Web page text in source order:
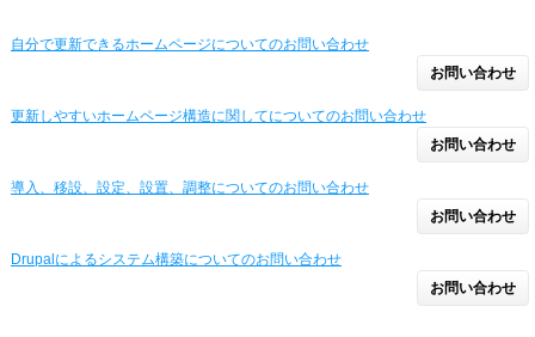
自分で更新できるホームページについてのお問い合わせ
お問い合わせ
更新しやすいホームページ構造に関してについてのお問い合わせ
お問い合わせ
導入、移設、設定、設置、調整についてのお問い合わせ
お問い合わせ
Drupalによるシステム構築についてのお問い合わせ
お問い合わせ